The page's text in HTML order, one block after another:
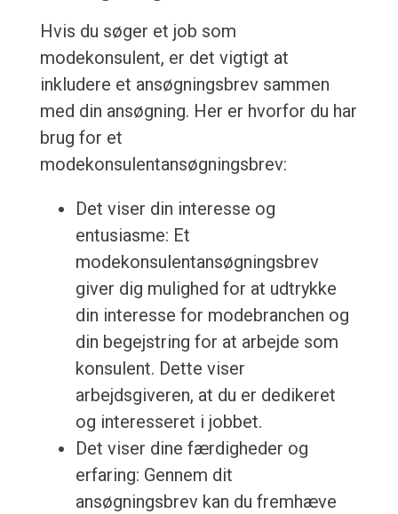
Hvis du søger et job som
modekonsulent, er det vigtigt at
inkludere et ansøgningsbrev sammen
med din ansøgning. Her er hvorfor du har
brug for et
modekonsulentansøgningsbrev:
Det viser din interesse og
entusiasme: Et
modekonsulentansøgningsbrev
giver dig mulighed for at udtrykke
din interesse for modebranchen og
din begejstring for at arbejde som
konsulent. Dette viser
arbejdsgiveren, at du er dedikeret
og interesseret i jobbet.
Det viser dine færdigheder og
erfaring: Gennem dit
ansøgningsbrev kan du fremhæve